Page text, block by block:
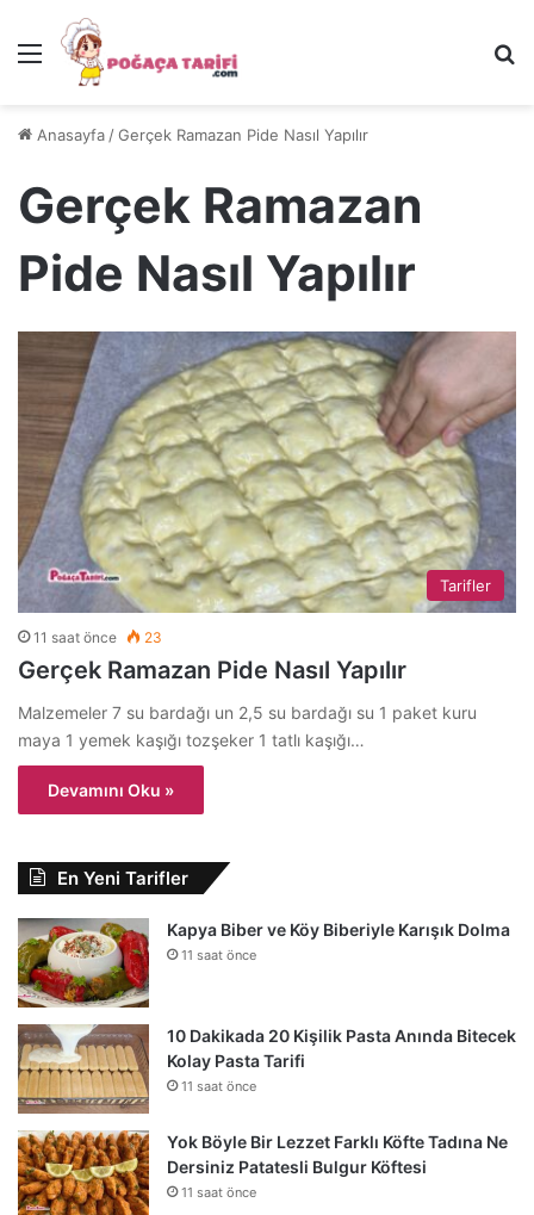
Menü
Anasayfa /Gerçek Ramazan Pide Nasıl Yapılır
Gerçek Ramazan
Pide Nasıl Yapılır
Tarifler
11 saat önce 23
Gerçek Ramazan Pide Nasıl Yapılır
Malzemeler 7 su bardağı un 2,5 su bardağı su 1 paket kuru
maya 1 yemek kaşığı tozşeker 1 tatlı kaşığı…
Devamını Oku »
En Yeni Tarifler
Kapya Biber ve Köy Biberiyle Karışık Dolma
11 saat önce
10 Dakikada 20 Kişilik Pasta Anında Bitecek
Kolay Pasta Tarifi
11 saat önce
Yok Böyle Bir Lezzet Farklı Köfte Tadına Ne
Dersiniz Patatesli Bulgur Köftesi
11 saat önce